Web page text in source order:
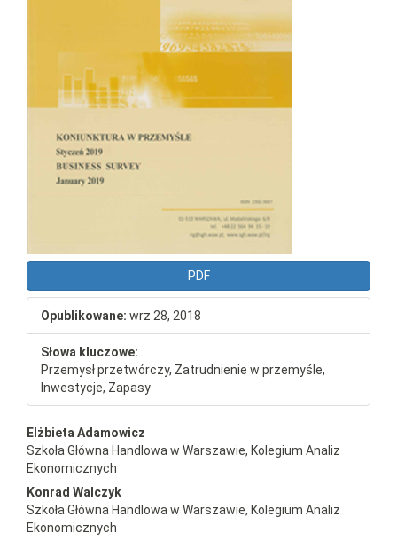
PDF
Opublikowane: wrz 28, 2018
Słowa kluczowe:
Przemysł przetwórczy, Zatrudnienie w przemyśle,
Inwestycje, Zapasy
Elżbieta Adamowicz
Szkoła Główna Handlowa w Warszawie, Kolegium Analiz
Ekonomicznych
Konrad Walczyk
Szkoła Główna Handlowa w Warszawie, Kolegium Analiz
Ekonomicznych